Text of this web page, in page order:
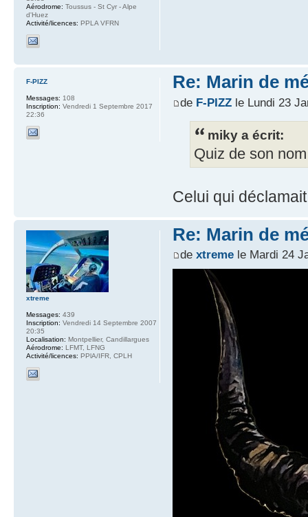
Aérodrome: Toussus - St Cyr - Alpe
d'Huez
Activité/licences: PPLA VFRN
Re: Marin de
de F-PIZZle Lundi 23
miky a écrit:
Quiz de son
Celui qui
F-PIZZ
Messages: 108
Inscription: Vendredi 1 Septembre 2017
22:36
Re: Marin de
de xtremele Mardi 24
xtreme
Messages: 439
Inscription: Vendredi 14 Septembre 2007
20:35
Localisation: Montpellier, Candillargues
Aérodrome: LFMT, LFNG
Activité/licences: PPlA/IFR, CPLH